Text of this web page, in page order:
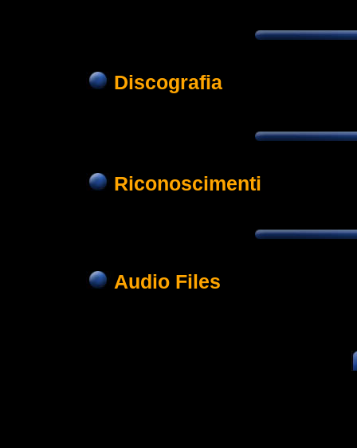
Discografia
Riconoscimenti
Audio Files